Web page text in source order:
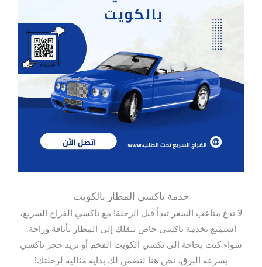
خدمة تاكسي المطار بالكويت
لا تدع متاعب السفر تبدأ قبل الرحلة! مع تاكسي الفراج السريع،
استمتع بخدمة تاكسي خاص تنقلك إلى المطار بأناقة وراحة.
سواء كنت بحاجة إلى تكسي الكويت الفخم أو تريد حجز تاكسي
بسرعة البرق، نحن هنا لنضمن لك بداية مثالية لرحلتك!